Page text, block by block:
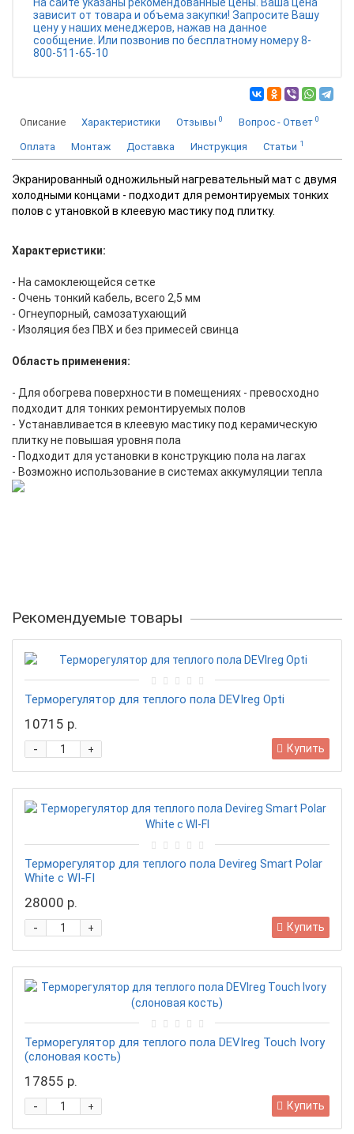
зависит от товара и объема закупки! Запросите Вашу
цену у наших менеджеров, нажав на данное
сообщение. Или позвонив по бесплатному номеру 8-
800-511-65-10
Описание Характеристики Отзывы 0 Вопрос - Ответ 0
Оплата Монтаж Доставка Инструкция Статьи 1
Экранированный одножильный нагревательный мат с двумя
холодными концами - подходит для ремонтируемых тонких
полов с утановкой в клеевую мастику под плитку.
Характеристики:
- На самоклеющейся сетке
- Очень тонкий кабель, всего 2,5 мм
- Огнеупорный, самозатухающий
- Изоляция без ПВХ и без примесей свинца
Область применения:
- Для обогрева поверхности в помещениях - превосходно
подходит для тонких ремонтируемых полов
- Устанавливается в клеевую мастику под керамическую
плитку не повышая уровня пола
- Подходит для установки в конструкцию пола на лагах
- Возможно использование в системах аккумуляции тепла
Рекомендуемые товары
Терморегулятор для теплого пола DEVIreg Opti
10715 р.
+
- Купить
Терморегулятор для теплого пола Devireg Smart Polar
White c WI-FI
28000 р.
+
- Купить
Терморегулятор для теплого пола DEVIreg Touch Ivory
(слоновая кость)
17855 р.
+
- Купить